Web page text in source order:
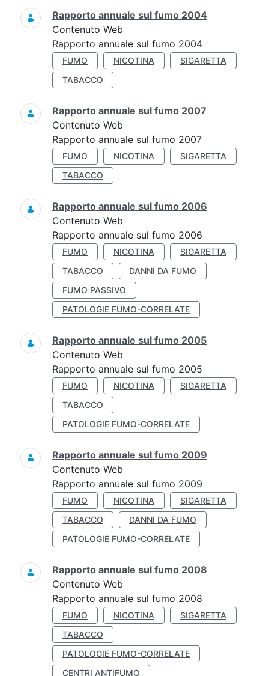
Rapporto annuale sul fumo 2004
Contenuto Web
Rapporto annuale sul fumo 2004
FUMO NICOTINA
SIGARETTA
TABACCO
Rapporto annuale sul fumo 2007
Contenuto Web
Rapporto annuale sul fumo 2007
FUMO NICOTINA
SIGARETTA
TABACCO
Rapporto annuale sul fumo 2006
Contenuto Web
Rapporto annuale sul fumo 2006
FUMO NICOTINA
SIGARETTA
TABACCO
DANNI DA FUMO
FUMO PASSIVO
PATOLOGIE FUMO-CORRELATE
Rapporto annuale sul fumo 2005
Contenuto Web
Rapporto annuale sul fumo 2005
FUMO NICOTINA
SIGARETTA
TABACCO
PATOLOGIE FUMO-CORRELATE
Rapporto annuale sul fumo 2009
Contenuto Web
Rapporto annuale sul fumo 2009
FUMO NICOTINA
SIGARETTA
TABACCO
DANNI DA FUMO
PATOLOGIE FUMO-CORRELATE
Rapporto annuale sul fumo 2008
Contenuto Web
Rapporto annuale sul fumo 2008
FUMO NICOTINA
SIGARETTA
TABACCO
PATOLOGIE FUMO-CORRELATE
CENTRI ANTIFUMO